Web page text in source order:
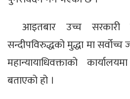
आइतबार उच्च सरकारी
सन्दीपविरुद्धको मुद्धा मा
महान्यायाधिवक्ताको
बताएको हो ।